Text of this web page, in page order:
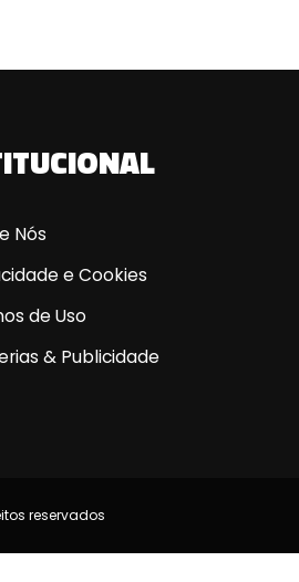
Nós
e Cookies
de Uso
& Publicidade
reservados